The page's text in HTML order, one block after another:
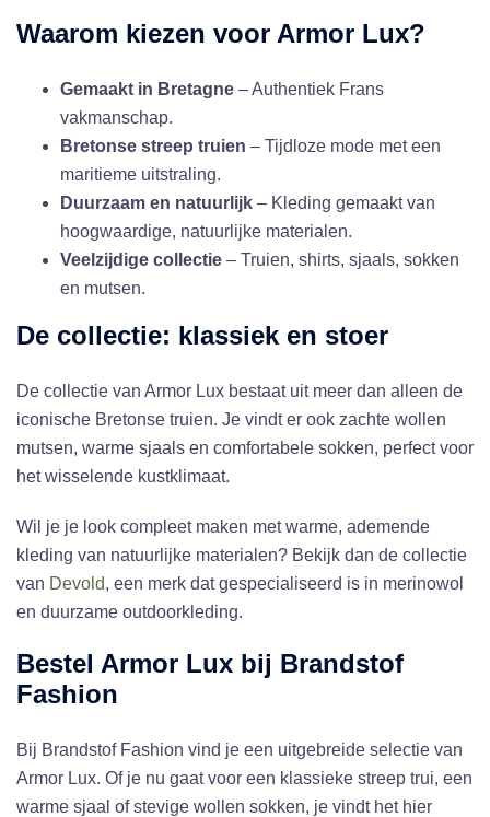
Waarom kiezen voor Armor Lux?
Gemaakt in Bretagne – Authentiek Frans
vakmanschap.
Bretonse streep truien – Tijdloze mode met een
maritieme uitstraling.
Duurzaam en natuurlijk – Kleding gemaakt van
hoogwaardige, natuurlijke materialen.
Veelzijdige collectie – Truien, shirts, sjaals, sokken
en mutsen.
De collectie: klassiek en stoer
De collectie van Armor Lux bestaat uit meer dan alleen de
iconische Bretonse truien. Je vindt er ook zachte wollen
mutsen, warme sjaals en comfortabele sokken, perfect voor
het wisselende kustklimaat.
Wil je je look compleet maken met warme, ademende
kleding van natuurlijke materialen? Bekijk dan de collectie
van Devold, een merk dat gespecialiseerd is in merinowol
en duurzame outdoorkleding.
Bestel Armor Lux bij Brandstof
Fashion
Bij Brandstof Fashion vind je een uitgebreide selectie van
Armor Lux. Of je nu gaat voor een klassieke streep trui, een
warme sjaal of stevige wollen sokken, je vindt het hier